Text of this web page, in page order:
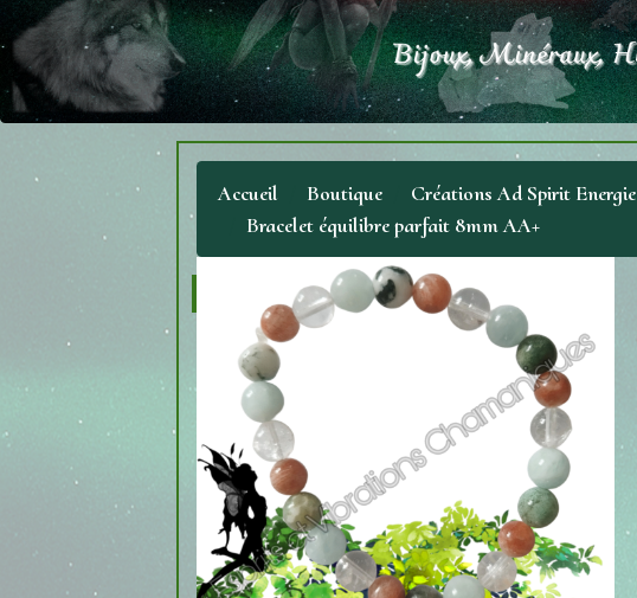
Accueil Boutique Créations Ad Spirit Energie
Bracelet équilibre parfait 8mm AA+
Nos Créations